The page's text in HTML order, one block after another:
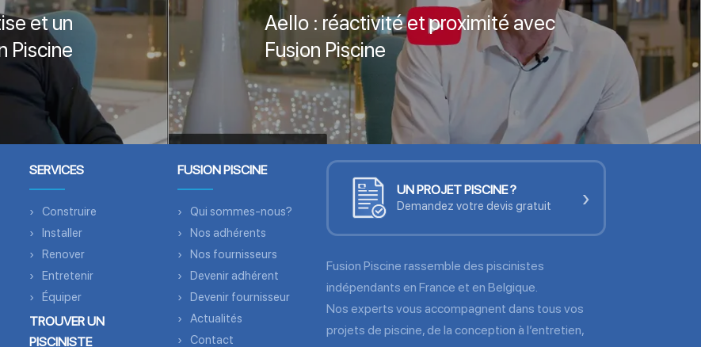
et un
Piscine
Aello : réactivité et proximité avec
Fusion Piscine
SERVICES
Construire
Installer
Renover
Entretenir
Équiper
TROUVER UN
PISCINISTE
FUSION PISCINE
Qui sommes-nous?
Nos adhérents
Nos fournisseurs
Devenir adhérent
Devenir fournisseur
Actualités
Contact
UN PROJET PISCINE ?
Demandez votre devis gratuit ›
Fusion Piscine rassemble des piscinistes
indépendants en France et en Belgique.
Nos experts vous accompagnent dans tous vos
projets de piscine, de la conception à l’entretien,